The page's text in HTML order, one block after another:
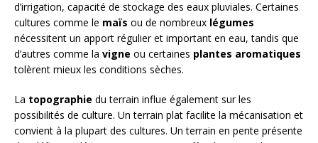
d’irrigation, capacité de stockage des eaux pluviales. Certaines
cultures comme le maïs ou de nombreux légumes
nécessitent un apport régulier et important en eau, tandis que
d’autres comme la vigne ou certaines plantes aromatiques
tolèrent mieux les conditions sèches.
La topographie du terrain influe également sur les
possibilités de culture. Un terrain plat facilite la mécanisation et
convient à la plupart des cultures. Un terrain en pente présente